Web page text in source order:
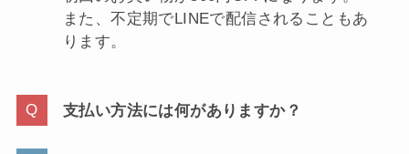
また、不定期でLINEで配信されることもあ
ります。
支払い方法には何がありますか？